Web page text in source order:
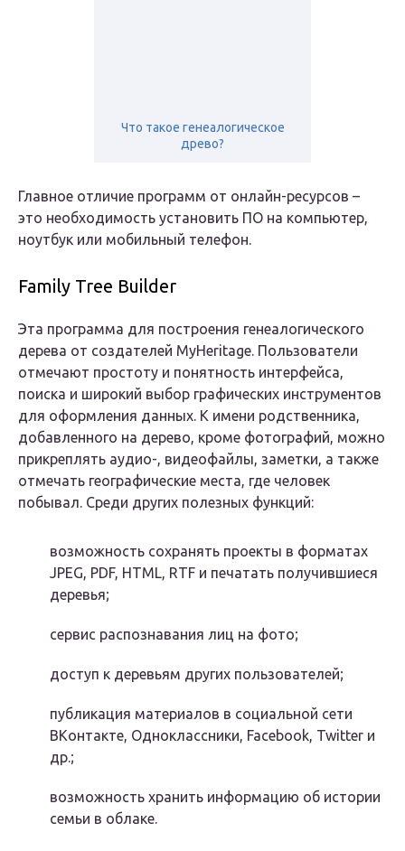
Что такое генеалогическое
древо?
Главное отличие программ от онлайн-ресурсов –
это необходимость установить ПО на компьютер,
ноутбук или мобильный телефон.
Family Tree Builder
Эта программа для построения генеалогического
дерева от создателей MyHeritage. Пользователи
отмечают простоту и понятность интерфейса,
поиска и широкий выбор графических инструментов
для оформления данных. К имени родственника,
добавленного на дерево, кроме фотографий, можно
прикреплять аудио-, видеофайлы, заметки, а также
отмечать географические места, где человек
побывал. Среди других полезных функций:
возможность сохранять проекты в форматах
JPEG, PDF, HTML, RTF и печатать получившиеся
деревья;
сервис распознавания лиц на фото;
доступ к деревьям других пользователей;
публикация материалов в социальной сети
ВКонтакте, Одноклассники, Facebook, Twitter и
др.;
возможность хранить информацию об истории
семьи в облаке.